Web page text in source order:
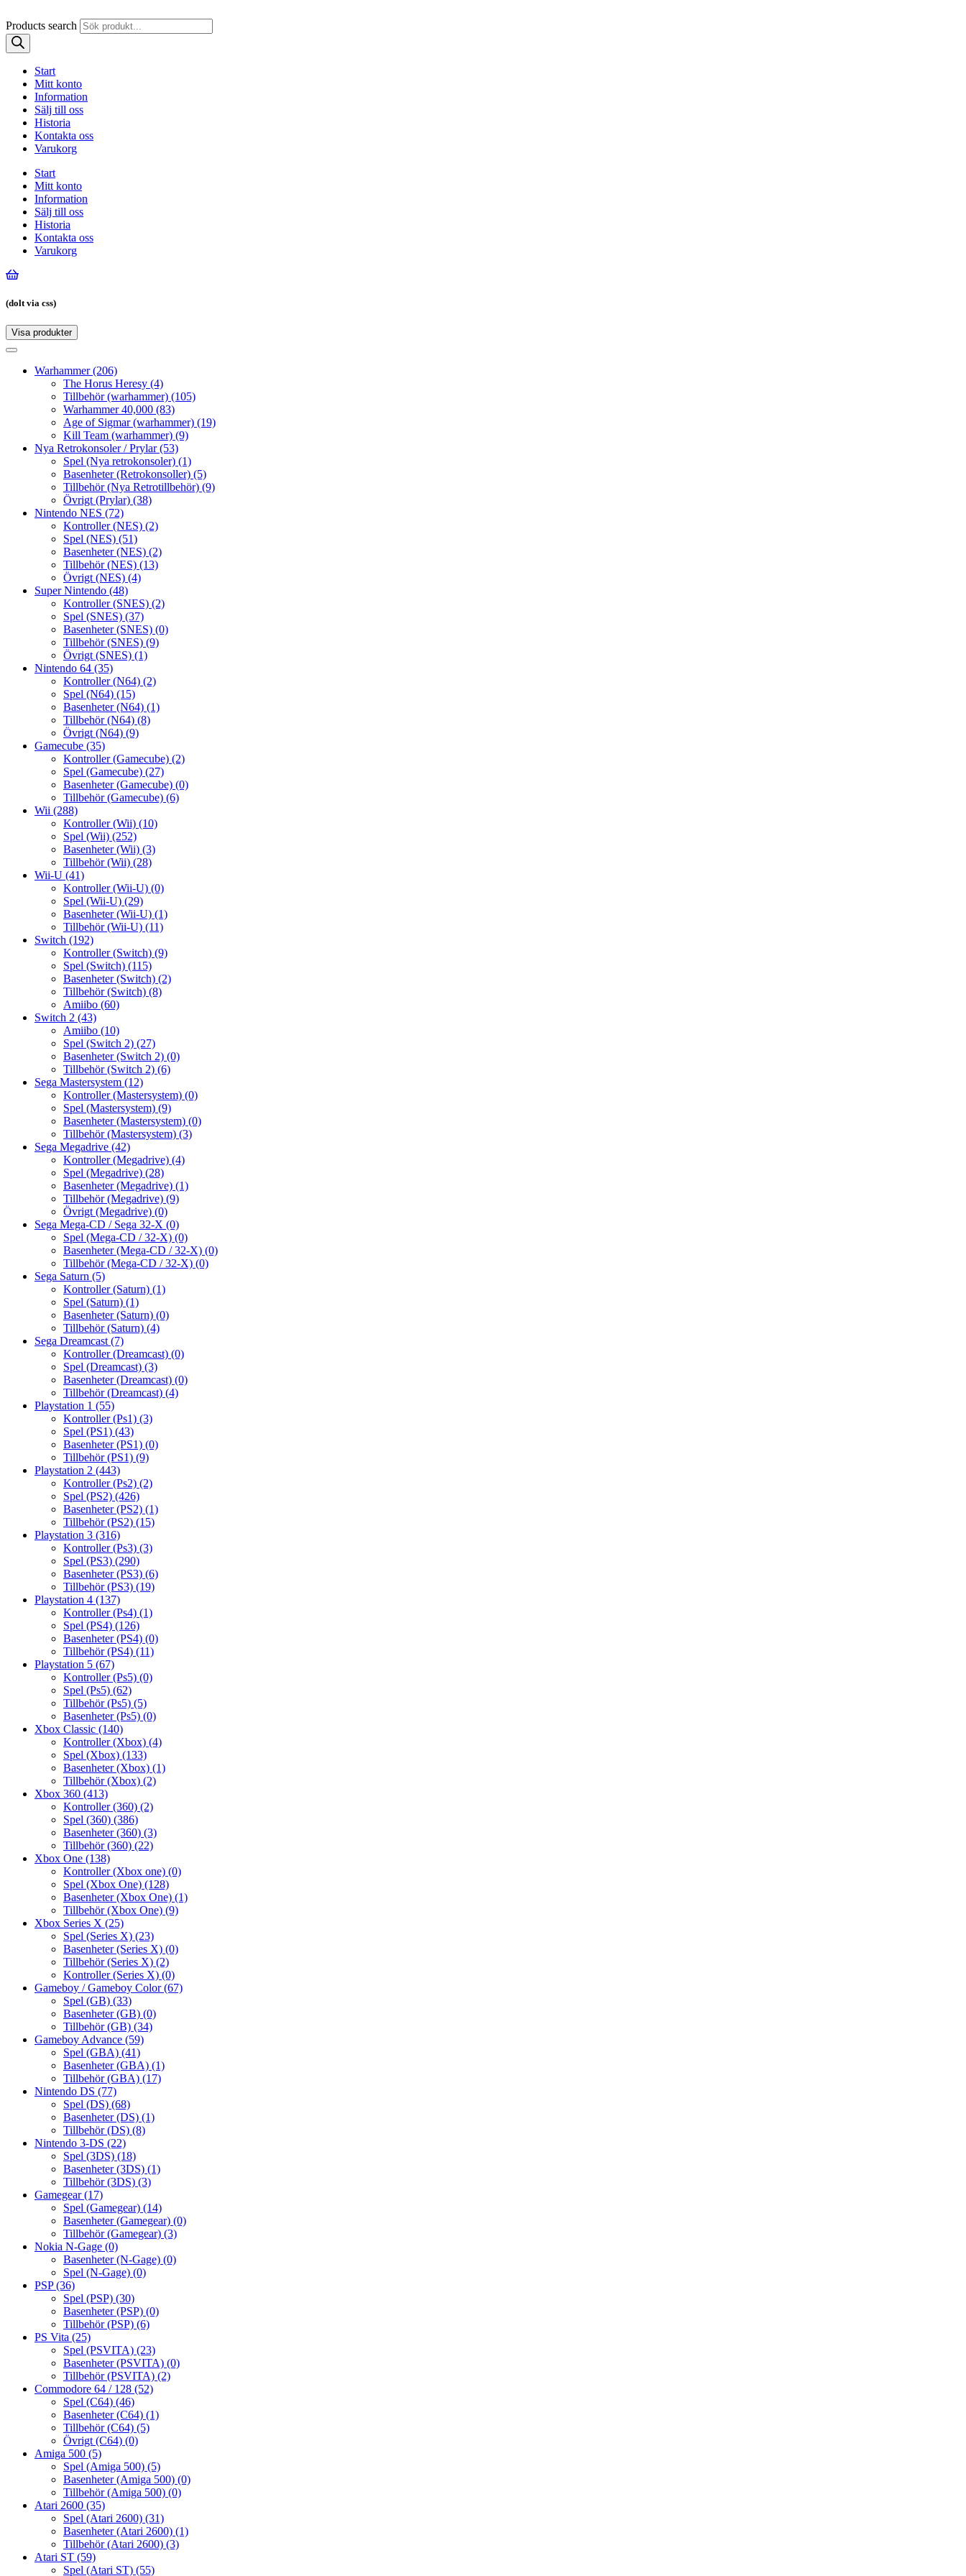
Products search
Start
Mitt konto
Information
Sälj till oss
Historia
Kontakta oss
Varukorg
Start
Mitt konto
Information
Sälj till oss
Historia
Kontakta oss
Varukorg
(dolt via css)
Visa produkter
Toggle
Toggle
navigationWarhammer(206)
The Horus Heresy (4)
Tillbehör (warhammer) (105)
Warhammer 40,000 (83)
Age of Sigmar (warhammer) (19)
Kill Team (warhammer) (9)
Nya Retrokonsoler / Prylar(53)
Spel (Nya retrokonsoler) (1)
Basenheter (Retrokonsoller) (5)
Tillbehör (Nya Retrotillbehör) (9)
Övrigt (Prylar) (38)
Nintendo NES (72)
Kontroller (NES) (2)
Spel (NES) (51)
Basenheter (NES) (2)
Tillbehör (NES) (13)
Övrigt (NES) (4)
Super Nintendo (48)
Kontroller (SNES) (2)
Spel (SNES) (37)
Basenheter (SNES) (0)
Tillbehör (SNES) (9)
Övrigt (SNES) (1)
Nintendo 64 (35)
Kontroller (N64) (2)
Spel (N64) (15)
Basenheter (N64) (1)
Tillbehör (N64) (8)
Övrigt (N64) (9)
Gamecube (35)
Kontroller (Gamecube) (2)
Spel (Gamecube) (27)
Basenheter (Gamecube) (0)
Tillbehör (Gamecube) (6)
Wii (288)
Kontroller (Wii) (10)
Spel (Wii) (252)
Basenheter (Wii) (3)
Tillbehör (Wii) (28)
Wii-U (41)
Kontroller (Wii-U) (0)
Spel (Wii-U) (29)
Basenheter (Wii-U) (1)
Tillbehör (Wii-U) (11)
Switch (192)
Kontroller (Switch) (9)
Spel (Switch) (115)
Basenheter (Switch) (2)
Tillbehör (Switch) (8)
Amiibo (60)
Switch 2 (43)
Amiibo (10)
Spel (Switch 2) (27)
Basenheter (Switch 2) (0)
Tillbehör (Switch 2) (6)
Sega Mastersystem (12)
Kontroller (Mastersystem) (0)
Spel (Mastersystem) (9)
Basenheter (Mastersystem) (0)
Tillbehör (Mastersystem) (3)
Sega Megadrive (42)
Kontroller (Megadrive) (4)
Spel (Megadrive) (28)
Basenheter (Megadrive) (1)
Tillbehör (Megadrive) (9)
Övrigt (Megadrive) (0)
Sega Mega-CD / Sega 32-X (0)
Spel (Mega-CD / 32-X) (0)
Basenheter (Mega-CD / 32-X) (0)
Tillbehör (Mega-CD / 32-X) (0)
Sega Saturn (5)
Kontroller (Saturn) (1)
Spel (Saturn) (1)
Basenheter (Saturn) (0)
Tillbehör (Saturn) (4)
Sega Dreamcast (7)
Kontroller (Dreamcast) (0)
Spel (Dreamcast) (3)
Basenheter (Dreamcast) (0)
Tillbehör (Dreamcast) (4)
Playstation 1 (55)
Kontroller (Ps1) (3)
Spel (PS1) (43)
Basenheter (PS1) (0)
Tillbehör (PS1) (9)
Playstation 2 (443)
Kontroller (Ps2) (2)
Spel (PS2) (426)
Basenheter (PS2) (1)
Tillbehör (PS2) (15)
Playstation 3 (316)
Kontroller (Ps3) (3)
Spel (PS3) (290)
Basenheter (PS3) (6)
Tillbehör (PS3) (19)
Playstation 4 (137)
Kontroller (Ps4) (1)
Spel (PS4) (126)
Basenheter (PS4) (0)
Tillbehör (PS4) (11)
Playstation 5 (67)
Kontroller (Ps5) (0)
Spel (Ps5) (62)
Tillbehör (Ps5) (5)
Basenheter (Ps5) (0)
Xbox Classic (140)
Kontroller (Xbox) (4)
Spel (Xbox) (133)
Basenheter (Xbox) (1)
Tillbehör (Xbox) (2)
Xbox 360 (413)
Kontroller (360) (2)
Spel (360) (386)
Basenheter (360) (3)
Tillbehör (360) (22)
Xbox One (138)
Kontroller (Xbox one) (0)
Spel (Xbox One) (128)
Basenheter (Xbox One) (1)
Tillbehör (Xbox One) (9)
Xbox Series X (25)
Spel (Series X) (23)
Basenheter (Series X) (0)
Tillbehör (Series X) (2)
Kontroller (Series X) (0)
Gameboy / Gameboy Color(67)
Spel (GB) (33)
Basenheter (GB) (0)
Tillbehör (GB) (34)
Gameboy Advance (59)
Spel (GBA) (41)
Basenheter (GBA) (1)
Tillbehör (GBA) (17)
Nintendo DS (77)
Spel (DS) (68)
Basenheter (DS) (1)
Tillbehör (DS) (8)
Nintendo 3-DS (22)
Spel (3DS) (18)
Basenheter (3DS) (1)
Tillbehör (3DS) (3)
Gamegear(17)
Spel (Gamegear) (14)
Basenheter (Gamegear) (0)
Tillbehör (Gamegear) (3)
Nokia N-Gage (0)
Basenheter (N-Gage) (0)
Spel (N-Gage) (0)
PSP(36)
Spel (PSP) (30)
Basenheter (PSP) (0)
Tillbehör (PSP) (6)
PS Vita (25)
Spel (PSVITA) (23)
Basenheter (PSVITA) (0)
Tillbehör (PSVITA) (2)
Commodore 64 / 128 (52)
Spel (C64) (46)
Basenheter (C64) (1)
Tillbehör (C64) (5)
Övrigt (C64) (0)
Amiga 500 (5)
Spel (Amiga 500) (5)
Basenheter (Amiga 500) (0)
Tillbehör (Amiga 500) (0)
Atari 2600 (35)
Spel (Atari 2600) (31)
Basenheter (Atari 2600) (1)
Tillbehör (Atari 2600) (3)
Atari ST (59)
Spel (Atari ST) (55)